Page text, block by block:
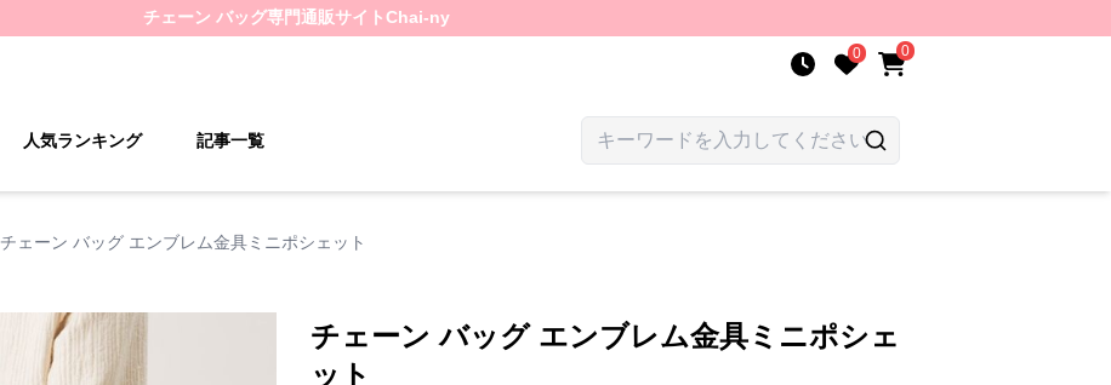
チェーン バッグ専門通販サイトChai-ny
0 0
人気ランキング 記事一覧
チェーン バッグ エンブレム金具ミニポシェット
チェーン バッグ エンブレム金具ミニポシェ
ット